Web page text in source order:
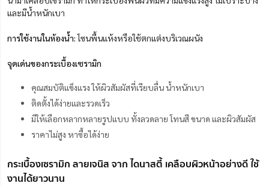
และมีน้ำหนักเบา
การใช้งานในห้องน้ำ:โซนพื้นแห้งหรือใช้ตกแต่งบริเวณผนัง
จุดเด่นของกระเบื้องเซรามิก
คุณสมบัติแข็งแรง ให้ผิวสัมผัสที่เรียบลื่น น้ำหนักเบา
ติดตั้งได้ง่ายและรวดเร็ว
มีให้เลือกหลากหลายรูปแบบ ทั้งลวดลาย โทนสี ขนาด และผิวสัมผัส
ราคาไม่สูง หาซื้อได้ง่าย
กระเบื้องเซรามิก ลายเจนิส จาก ไดนาสตี้ เคลือบผิวหน้าอย่างดี ใช้
งานได้ยาวนาน